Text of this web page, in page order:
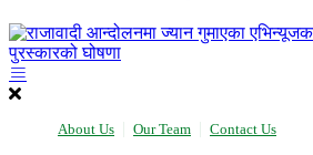
About Us Our Team Contact Us